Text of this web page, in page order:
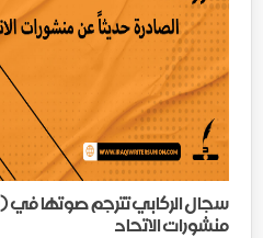
سجال الركابي تترجم صوتها في
منشورات الاتحاد